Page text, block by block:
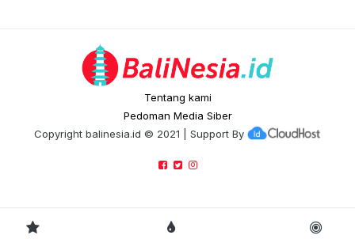
Tentang kami
Pedoman Media Siber
Copyright balinesia.id © 2021 | Support By